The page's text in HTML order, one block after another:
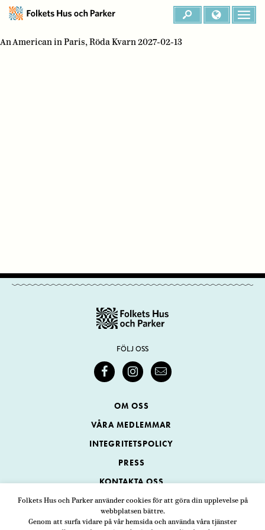
Folkets Hus och Parker använder cookies för att göra din upplevelse på
webbplatsen bättre.
Genom att surfa vidare på vår hemsida och använda våra tjänster
An American in Paris, Röda Kvarn 2027-02-13
FÖLJ OSS
OM OSS
VÅRA MEDLEMMAR
INTEGRITETSPOLICY
PRESS
KONTAKTA OSS
Folkets Hus och Parker